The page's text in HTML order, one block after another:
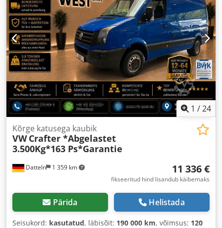
1 /24
Datteln 1 359 km
Kõrge katusega kaubik
VW Crafter *Abgelastet
3.500Kg*163 Ps*Garantie
11 336 €
fikseeritud hind lisandub käibemaks
Pärida Helistada
Seisukord: kasutatud, läbisõit: 190 000 km, võimsus: 120